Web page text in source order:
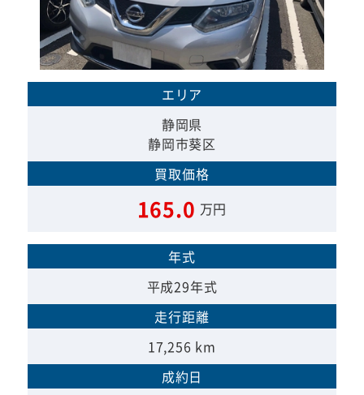
エリア
静岡県
静岡市葵区
買取価格
165.0 万円
年式
平成29年式
走行距離
17,256 km
成約日